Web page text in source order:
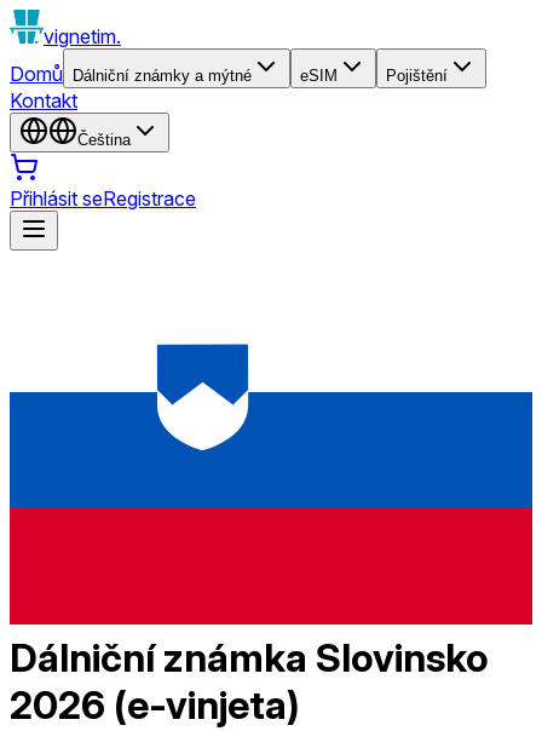
vignetim.
Domů
Dálniční známky a mýtné eSIM Pojištění
Kontakt
Čeština
Přihlásit seRegistrace
Dálniční známka Slovinsko
2026 (e-vinjeta)